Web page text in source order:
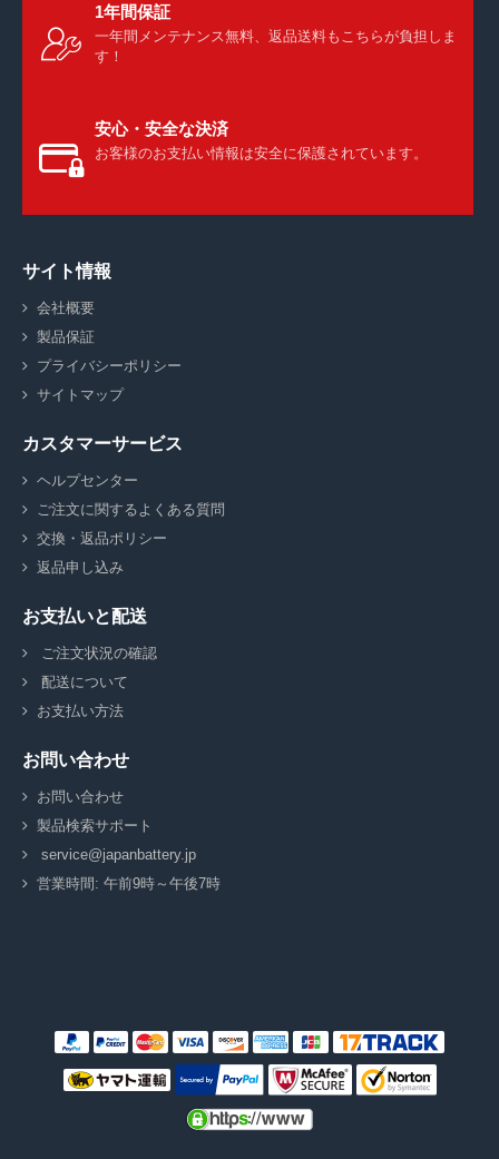
1年間保証
一年間メンテナンス無料、返品送料もこちらが負担しま
す！
安心・安全な決済
お客様のお支払い情報は安全に保護されています。
サイト情報
会社概要
製品保証
プライバシーポリシー
サイトマップ
カスタマーサービス
ヘルプセンター
ご注文に関するよくある質問
交換・返品ポリシー
返品申し込み
お支払いと配送
ご注文状況の確認
配送について
お支払い方法
お問い合わせ
お問い合わせ
製品検索サポート
service@japanbattery.jp
営業時間: 午前9時～午後7時